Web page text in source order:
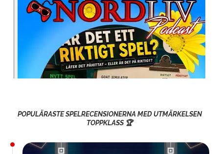
POPULÄRASTE SPELRECENSIONERNA MED UTMÄRKELSEN
TOPPKLASS 🏆